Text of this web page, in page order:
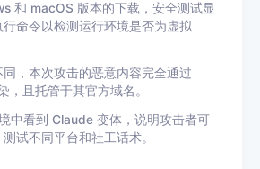
和 macOS 版本的下载，安全测试显
命令以检测运行环境是否为虚拟
，本次攻击的恶意内容完全通过
，且托管于其官方域名。
中看到 Claude 变体，说明攻击者可
试不同平台和社工话术。